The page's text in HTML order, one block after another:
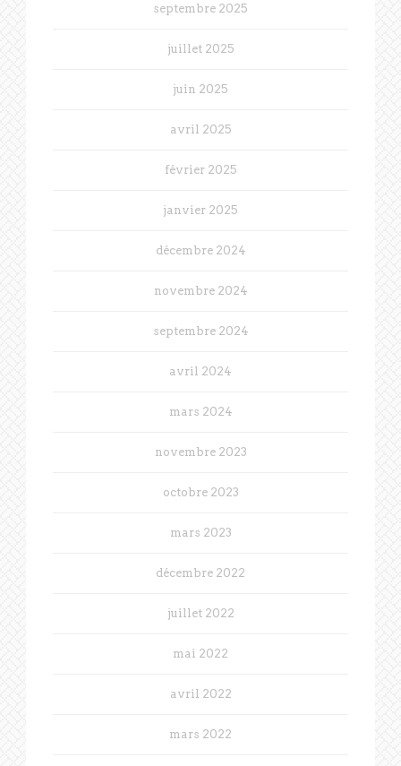
septembre 2025
juillet 2025
juin 2025
avril 2025
février 2025
janvier 2025
décembre 2024
novembre 2024
septembre 2024
avril 2024
mars 2024
novembre 2023
octobre 2023
mars 2023
décembre 2022
juillet 2022
mai 2022
avril 2022
mars 2022